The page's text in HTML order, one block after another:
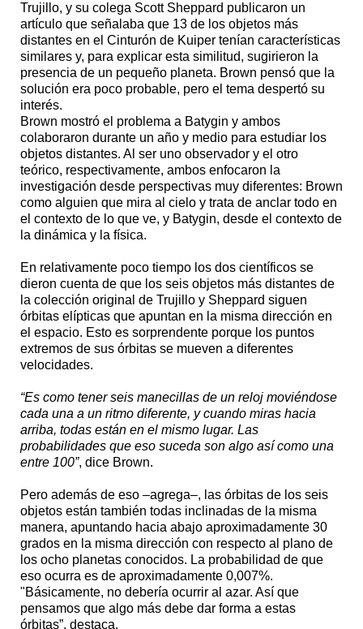
Trujillo, y su colega Scott Sheppard publicaron un
artículo que señalaba que 13 de los objetos más
distantes en el Cinturón de Kuiper tenían características
similares y, para explicar esta similitud, sugirieron la
presencia de un pequeño planeta. Brown pensó que la
solución era poco probable, pero el tema despertó su
interés.
Brown mostró el problema a Batygin y ambos
colaboraron durante un año y medio para estudiar los
objetos distantes. Al ser uno observador y el otro
teórico, respectivamente, ambos enfocaron la
investigación desde perspectivas muy diferentes: Brown
como alguien que mira al cielo y trata de anclar todo en
el contexto de lo que ve, y Batygin, desde el contexto de
la dinámica y la física.
En relativamente poco tiempo los dos científicos se
dieron cuenta de que los seis objetos más distantes de
la colección original de Trujillo y Sheppard siguen
órbitas elípticas que apuntan en la misma dirección en
el espacio. Esto es sorprendente porque los puntos
extremos de sus órbitas se mueven a diferentes
velocidades.
“Es como tener seis manecillas de un reloj moviéndose
cada una a un ritmo diferente, y cuando miras hacia
arriba, todas están en el mismo lugar. Las
probabilidades que eso suceda son algo así como una
entre 100”, dice Brown.
Pero además de eso –agrega–, las órbitas de los seis
objetos están también todas inclinadas de la misma
manera, apuntando hacia abajo aproximadamente 30
grados en la misma dirección con respecto al plano de
los ocho planetas conocidos. La probabilidad de que
eso ocurra es de aproximadamente 0,007%.
"Básicamente, no debería ocurrir al azar. Así que
pensamos que algo más debe dar forma a estas
órbitas”, destaca.